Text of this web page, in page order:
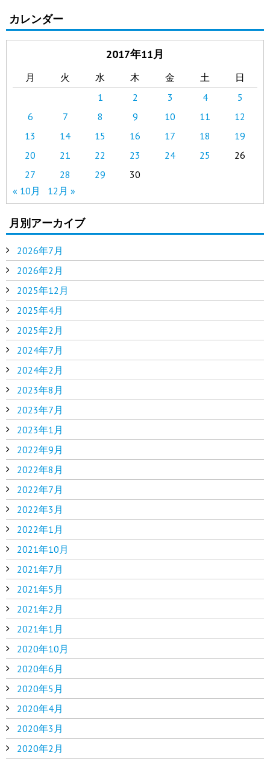
カレンダー
2017年11月
月 火 水 木 金 土
日
1
2 3 4
5
6
7 8 9 10 11
12
13
14 15 16 17 18
19
20
21 22 23 24 25
26
27
28 29
30
« 10月
12月 »
月別アーカイブ
2026年7月
2026年2月
2025年12月
2025年4月
2025年2月
2024年7月
2024年2月
2023年8月
2023年7月
2023年1月
2022年9月
2022年8月
2022年7月
2022年3月
2022年1月
2021年10月
2021年7月
2021年5月
2021年2月
2021年1月
2020年10月
2020年6月
2020年5月
2020年4月
2020年3月
2020年2月